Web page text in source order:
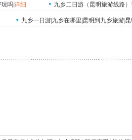
详细
吗| 九乡二日游（昆明旅游线路）
九乡一日游|九乡在哪里|昆明到九乡旅游|